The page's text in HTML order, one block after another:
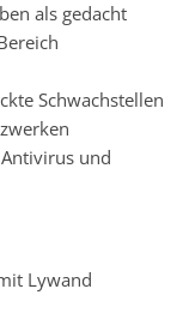
als gedacht
Schwachstellen
und
Lywand